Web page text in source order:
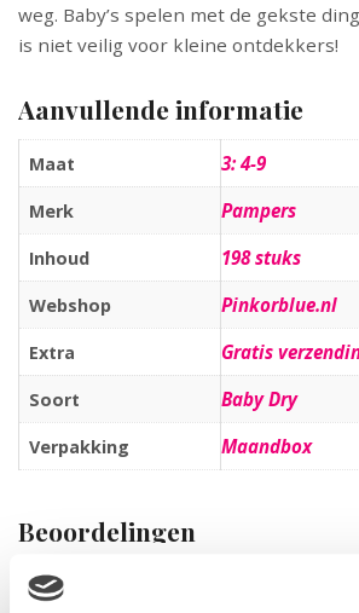
weg. Baby’s spelen met de gekste
is niet veilig voor kleine ontdekkers!
Aanvullende informatie
Maat 3: 4-9
Merk Pampers
Inhoud 198 stuks
Webshop Pinkorblue.nl
Extra Gratis
Soort Baby Dry
Verpakking Maandbox
Beoordelingen
Er zijn nog geen beoordelingen.